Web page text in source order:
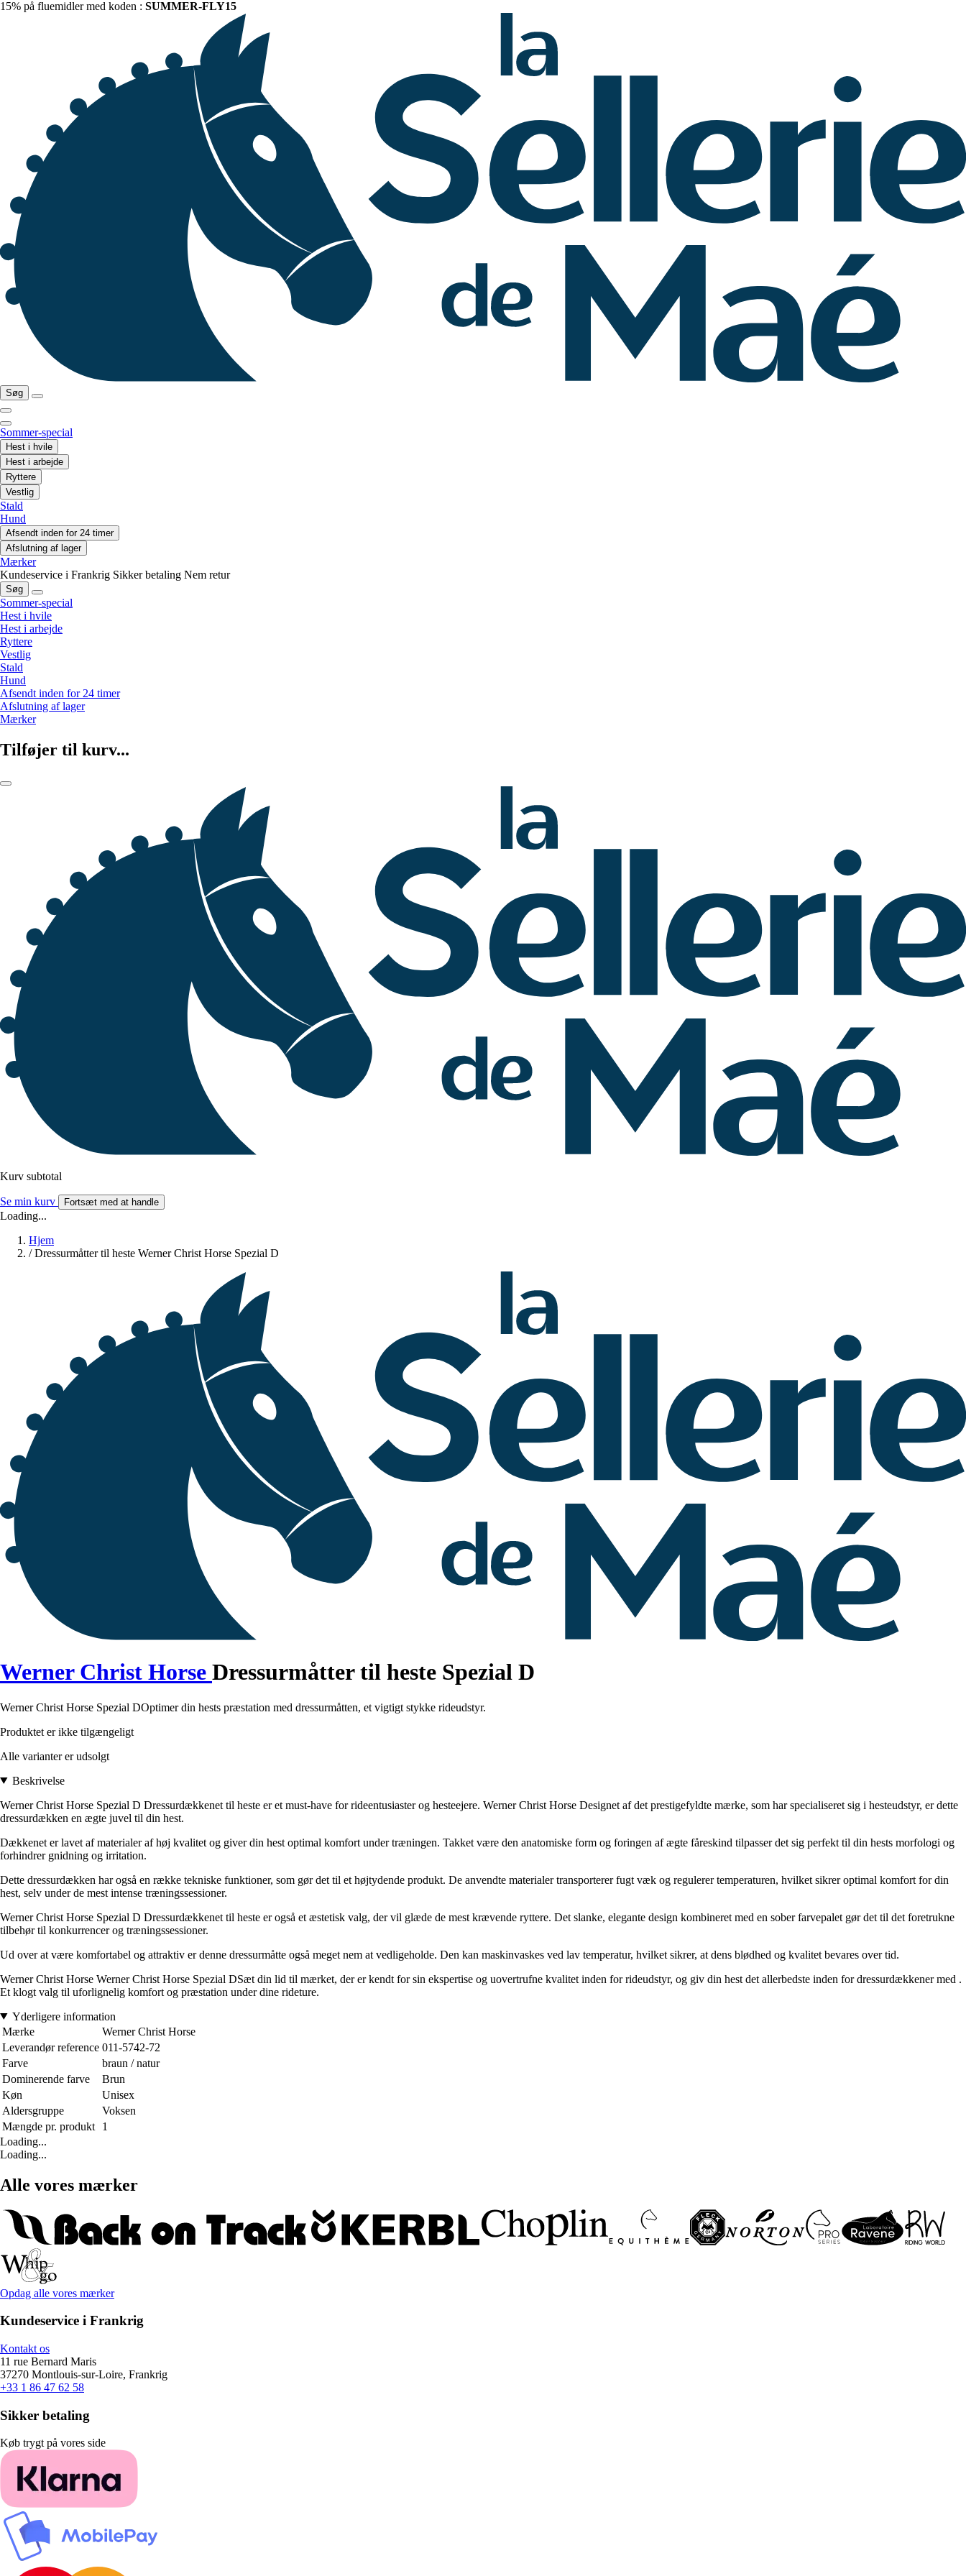
15% på fluemidler med koden : SUMMER-FLY15
Søg
Sommer-special
Hest i hvile
Hest i arbejde
Ryttere
Vestlig
Stald
Hund
Afsendt inden for 24 timer
Afslutning af lager
Mærker
Kundeservice i Frankrig Sikker betaling Nem retur
Søg
Sommer-special
Hest i hvile
Hest i arbejde
Ryttere
Vestlig
Stald
Hund
Afsendt inden for 24 timer
Afslutning af lager
Mærker
Tilføjer til kurv...
Kurv subtotal
Se min kurv Fortsæt med at handle
Loading...
Hjem
/ Dressurmåtter til heste Werner Christ Horse Spezial D
Werner Christ Horse Dressurmåtter til heste Spezial D
Werner Christ Horse Spezial DOptimer din hests præstation med dressurmåtten, et vigtigt stykke rideudstyr.
Produktet er ikke tilgængeligt
Alle varianter er udsolgt
Beskrivelse
Werner Christ Horse Spezial D Dressurdækkenet til heste er et must-have for rideentusiaster og hesteejere. Werner Christ Horse Designet af det prestigefyldte mærke, som har specialiseret sig i hesteudstyr, er dette
dressurdækken en ægte juvel til din hest.
Dækkenet er lavet af materialer af høj kvalitet og giver din hest optimal komfort under træningen. Takket være den anatomiske form og foringen af ægte fåreskind tilpasser det sig perfekt til din hests morfologi og
forhindrer gnidning og irritation.
Dette dressurdækken har også en række tekniske funktioner, som gør det til et højtydende produkt. De anvendte materialer transporterer fugt væk og regulerer temperaturen, hvilket sikrer optimal komfort for din
hest, selv under de mest intense træningssessioner.
Werner Christ Horse Spezial D Dressurdækkenet til heste er også et æstetisk valg, der vil glæde de mest krævende ryttere. Det slanke, elegante design kombineret med en sober farvepalet gør det til det foretrukne
tilbehør til konkurrencer og træningssessioner.
Ud over at være komfortabel og attraktiv er denne dressurmåtte også meget nem at vedligeholde. Den kan maskinvaskes ved lav temperatur, hvilket sikrer, at dens blødhed og kvalitet bevares over tid.
Werner Christ Horse Werner Christ Horse Spezial DSæt din lid til mærket, der er kendt for sin ekspertise og uovertrufne kvalitet inden for rideudstyr, og giv din hest det allerbedste inden for dressurdækkener med .
Et klogt valg til uforlignelig komfort og præstation under dine rideture.
Yderligere information
Mærke
Werner Christ Horse
Leverandør reference 011-5742-72
Farve
braun / natur
Dominerende farve
Brun
Køn
Unisex
Aldersgruppe
Voksen
Mængde pr. produkt
1
Loading...
Loading...
Alle vores mærker
Opdag alle vores mærker
Kundeservice i Frankrig
Kontakt os
11 rue Bernard Maris
37270 Montlouis-sur-Loire, Frankrig
+33 1 86 47 62 58
Sikker betaling
Køb trygt på vores side